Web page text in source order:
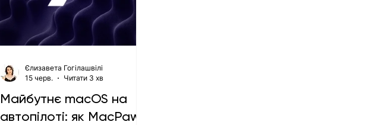
Майбутнє macOS на
автопілоті: як MacPaw
Єлизавета Гогілашвілі
15 черв.
Читати 3 хв